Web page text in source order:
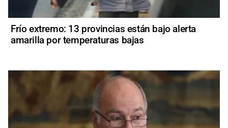
Frío extremo: 13 provincias están bajo alerta
amarilla por temperaturas bajas